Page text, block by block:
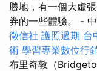
勝地，有一個大虛
券的一些體驗。 -
徵信社 護照過期 台
術 學習專業數位行
布里奇敦（